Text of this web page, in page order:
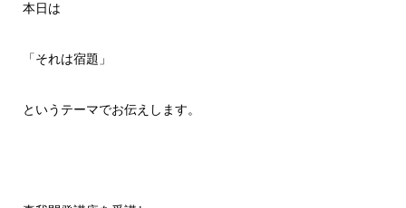
本日は
「それは宿題」
というテーマでお伝えします。